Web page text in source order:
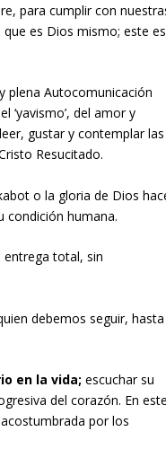
para cumplir con
que es Dios mismo; este es
plena Autocomunicación
‘yavismo’, del amor y
gustar y contemplar las
Resucitado.
o la gloria de Dios
condición humana.
total, sin
debemos seguir, hasta
en la vida; escuchar su
del corazón. En
por los